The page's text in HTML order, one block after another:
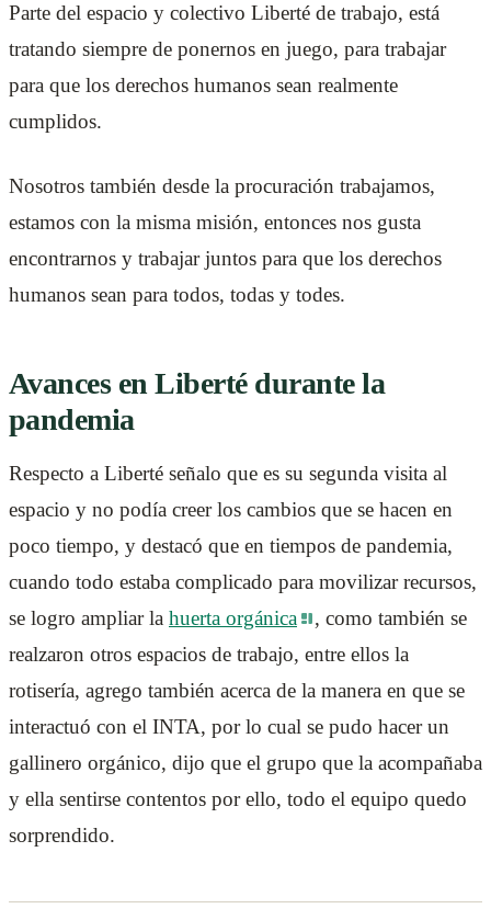
Parte del espacio y colectivo Liberté de trabajo, está
tratando siempre de ponernos en juego, para trabajar
para que los derechos humanos sean realmente
cumplidos.
Nosotros también desde la procuración trabajamos,
estamos con la misma misión, entonces nos gusta
encontrarnos y trabajar juntos para que los derechos
humanos sean para todos, todas y todes.
Avances en Liberté durante la
pandemia
Respecto a Liberté señalo que es su segunda visita al
espacio y no podía creer los cambios que se hacen en
poco tiempo, y destacó que en tiempos de pandemia,
cuando todo estaba complicado para movilizar recursos,
se logro ampliar la huerta orgánica
, como también se
realzaron otros espacios de trabajo, entre ellos la
rotisería, agrego también acerca de la manera en que se
interactuó con el INTA, por lo cual se pudo hacer un
gallinero orgánico, dijo que el grupo que la acompañaba
y ella sentirse contentos por ello, todo el equipo quedo
sorprendido.